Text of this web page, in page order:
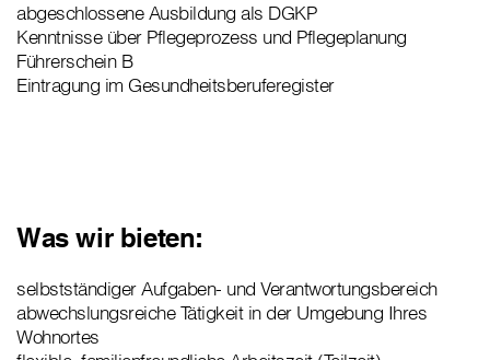
abgeschlossene Ausbildung als DGKP
Kenntnisse über Pflegeprozess und Pflegeplanung
Führerschein B
Eintragung im Gesundheitsberuferegister
Was wir bieten:
selbstständiger Aufgaben- und Verantwortungsbereich
abwechslungsreiche Tätigkeit in der Umgebung Ihres
Wohnortes